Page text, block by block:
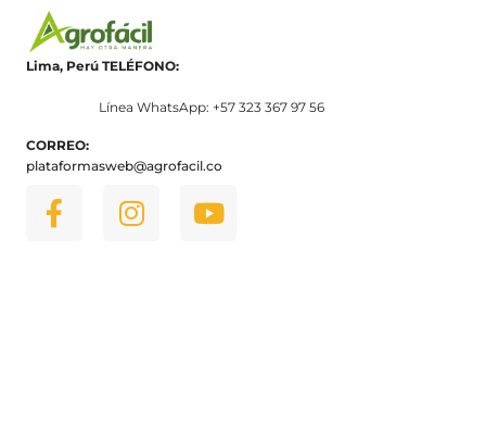
Lima, Perú TELÉFONO:
Línea WhatsApp: +57 323 367 97 56
CORREO:
plataformasweb@agrofacil.co